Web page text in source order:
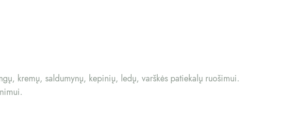
kremų, saldumynų, kepinių, ledų, varškės patiekalų ruošimui.